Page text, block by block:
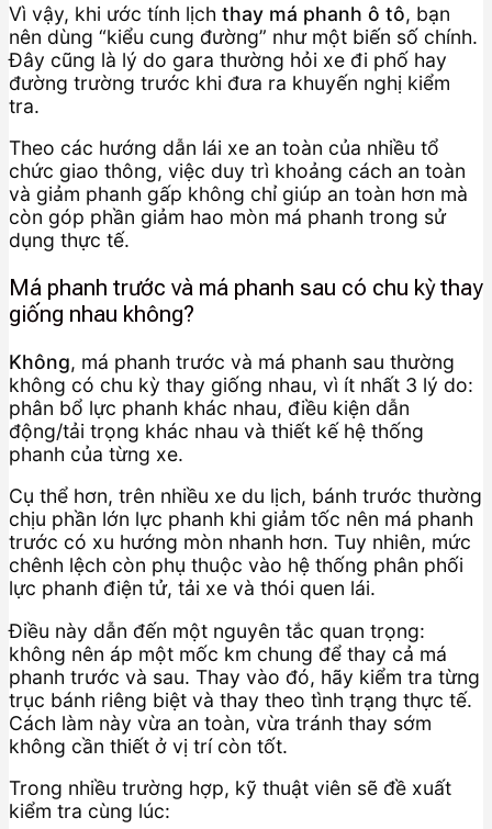
Vì vậy, khi ước tính lịch thay má phanh ô tô, bạn
nên dùng “kiểu cung đường” như một biến số chính.
Đây cũng là lý do gara thường hỏi xe đi phố hay
đường trường trước khi đưa ra khuyến nghị kiểm
tra.
Theo các hướng dẫn lái xe an toàn của nhiều tổ
chức giao thông, việc duy trì khoảng cách an toàn
và giảm phanh gấp không chỉ giúp an toàn hơn mà
còn góp phần giảm hao mòn má phanh trong sử
dụng thực tế.
Má phanh trước và má phanh sau có chu kỳ thay
giống nhau không?
Không, má phanh trước và má phanh sau thường
không có chu kỳ thay giống nhau, vì ít nhất 3 lý do:
phân bổ lực phanh khác nhau, điều kiện dẫn
động/tải trọng khác nhau và thiết kế hệ thống
phanh của từng xe.
Cụ thể hơn, trên nhiều xe du lịch, bánh trước thường
chịu phần lớn lực phanh khi giảm tốc nên má phanh
trước có xu hướng mòn nhanh hơn. Tuy nhiên, mức
chênh lệch còn phụ thuộc vào hệ thống phân phối
lực phanh điện tử, tải xe và thói quen lái.
Điều này dẫn đến một nguyên tắc quan trọng:
không nên áp một mốc km chung để thay cả má
phanh trước và sau. Thay vào đó, hãy kiểm tra từng
trục bánh riêng biệt và thay theo tình trạng thực tế.
Cách làm này vừa an toàn, vừa tránh thay sớm
không cần thiết ở vị trí còn tốt.
Trong nhiều trường hợp, kỹ thuật viên sẽ đề xuất
kiểm tra cùng lúc: